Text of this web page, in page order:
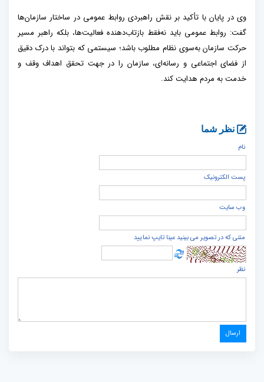
وی در پایان با تأکید بر نقش راهبردی روابط عمومی در ساختار سازمان‌ها
گفت: روابط عمومی باید نه‌فقط بازتاب‌دهنده فعالیت‌ها، بلکه راهبر مسیر
حرکت سازمان به‌سوی نظام مطلوب باشد؛ سیستمی که بتواند با درک دقیق
از فضای اجتماعی و رسانه‌ای، سازمان را در جهت تحقق اهداف وقف و
خدمت به مردم هدایت کند.
نظر شما
نام
پست الكترونيک
وب سایت
متنی که در تصویر می بینید عینا تایپ نمایید
نظر